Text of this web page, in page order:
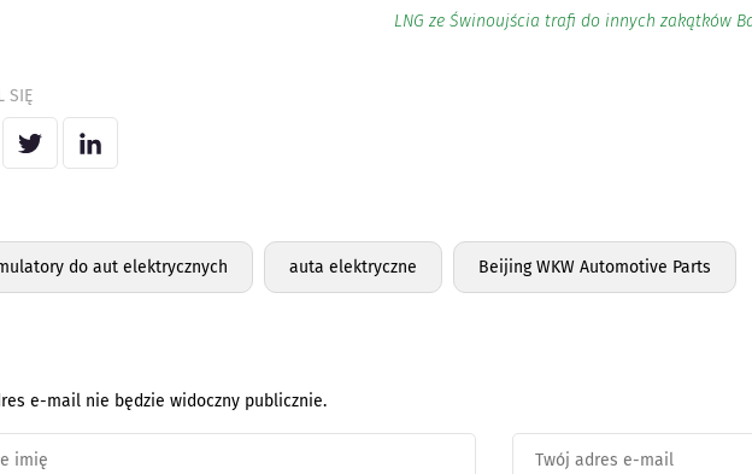
LNG ze Świnoujścia trafi do innych zakątków
SIĘ
do aut elektrycznych auta elektryczne Beijing WKW Automotive Parts
e-mail nie będzie widoczny publicznie.